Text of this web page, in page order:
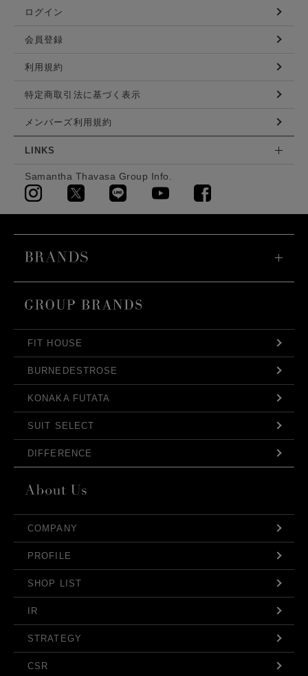
ログイン
会員登録
利用規約
特定商取引法に基づく表示
メンバーズ利用規約
LINKS
Samantha Thavasa Group Info.
FIT HOUSE
BURNEDESTROSE
KONAKA FUTATA
SUIT SELECT
DIFFERENCE
COMPANY
PROFILE
SHOP LIST
IR
STRATEGY
CSR